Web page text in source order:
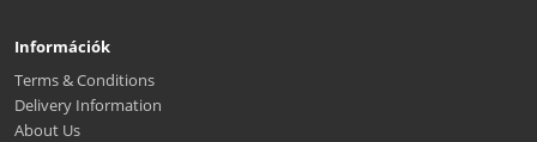
Információk
Terms & Conditions
Delivery Information
About Us